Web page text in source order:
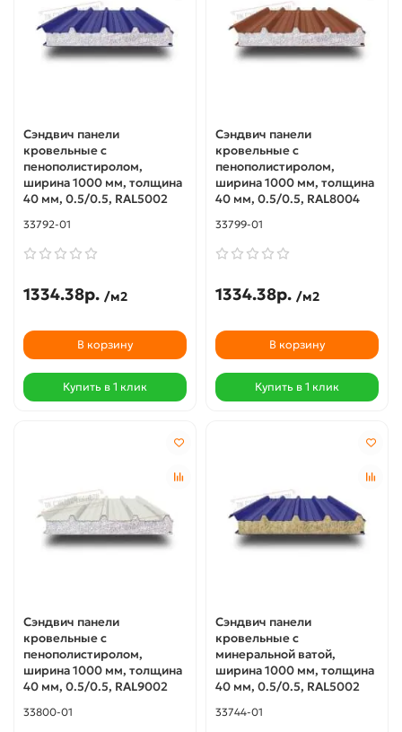
Сэндвич панели
кровельные с
пенополистиролом,
ширина 1000 мм, толщина
40 мм, 0.5/0.5, RAL5002
33792-01
1334.38р. /м2
В корзину
Купить в 1 клик
Сэндвич панели
кровельные с
пенополистиролом,
ширина 1000 мм, толщина
40 мм, 0.5/0.5, RAL8004
33799-01
1334.38р. /м2
В корзину
Купить в 1 клик
Сэндвич панели
кровельные с
пенополистиролом,
ширина 1000 мм, толщина
40 мм, 0.5/0.5, RAL9002
33800-01
Сэндвич панели
кровельные с
минеральной ватой,
ширина 1000 мм, толщина
40 мм, 0.5/0.5, RAL5002
33744-01